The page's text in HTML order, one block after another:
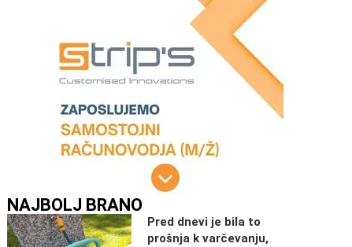
NAJBOLJ BRANO
Pred dnevi je bila to
prošnja k varčevanju,